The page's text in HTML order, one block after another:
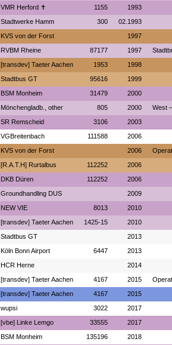
VMR Herford ✝ 1155 1993
Stadtwerke Hamm 300 02.1993
KVS von der Forst 1997
RVBM Rheine 87177 1997
[transdev] Taeter Aachen 1953 1998
Stadtbus GT 95616 1999
BSM Monheim 31479 2000
Mönchengladb., other 805 2000 West
SR Remscheid 3106 2003
VGBreitenbach 111588 2006
KVS von der Forst 2006
[R.A.T.H] Rurtalbus 112252 2006
DKB Düren 112252 2006
Groundhandling DUS 2009
NEW VIE 8013 2010
[transdev] Taeter Aachen 1425-15 2010
Stadtbus GT 2013
Köln Bonn Airport 6447 2013
HCR Herne 2014
[transdev] Taeter Aachen 4167 2015
[transdev] Taeter Aachen 4167 2015
wupsi 3022 2017
[vbe] Linke Lemgo 33555 2017
BSM Monheim 135196 2018